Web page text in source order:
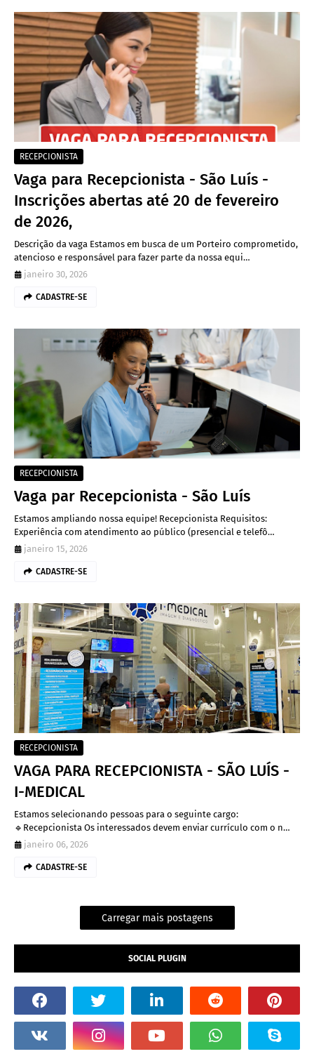
RECEPCIONISTA
Vaga para Recepcionista - São Luís -
Inscrições abertas até 20 de fevereiro
de 2026,
Descrição da vaga Estamos em busca de um Porteiro comprometido,
atencioso e responsável para fazer parte da nossa equi…
janeiro 30, 2026
CADASTRE-SE
RECEPCIONISTA
Vaga par Recepcionista - São Luís
Estamos ampliando nossa equipe! Recepcionista Requisitos:
Experiência com atendimento ao público (presencial e telefô…
janeiro 15, 2026
CADASTRE-SE
RECEPCIONISTA
VAGA PARA RECEPCIONISTA - SÃO LUÍS -
I-MEDICAL
Estamos selecionando pessoas para o seguinte cargo:
🔹Recepcionista Os interessados devem enviar currículo com o n…
janeiro 06, 2026
CADASTRE-SE
Carregar mais postagens
SOCIAL PLUGIN